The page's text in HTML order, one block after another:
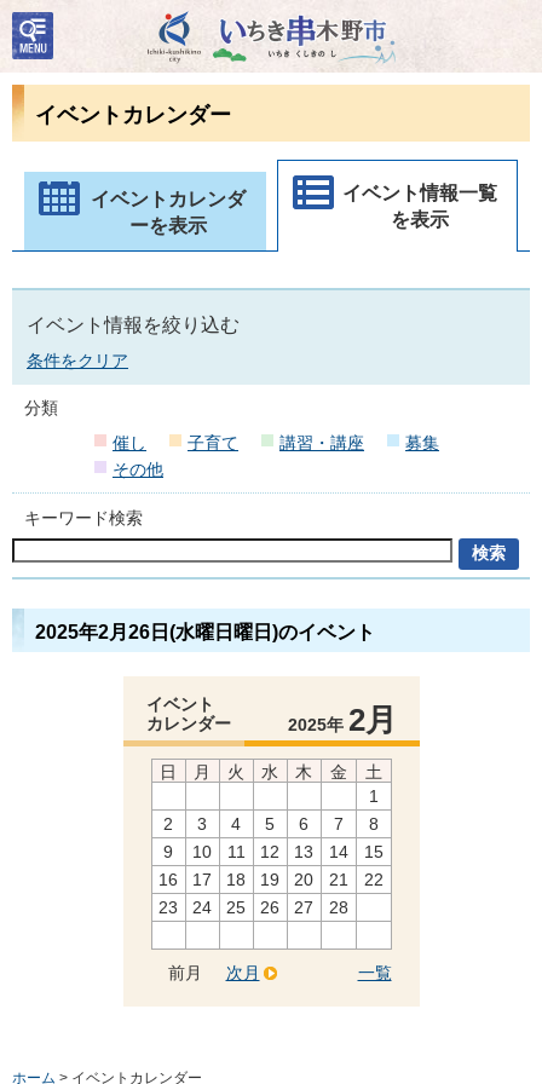
いちき串木野市
検
索・
共通
ューイベントカレンダー
イベントカレンダ
ーを表示
イベント情報一覧
を表示
イベント情報を絞り込む
条件をクリア
分類
催し
子育て 講習・講座
募集
その他
キーワード検索
2025年2月26日(水曜日曜日)のイベント
イベント
カレンダー
2025年 2月
日 月 火 水 木 金
土
1
2
3 4 5 6 7
8
9
10 11 12 13 14
15
16
17 18 19 20 21
22
23
24 25 26 27 28
前月 一覧
次月
ホーム > イベントカレンダー